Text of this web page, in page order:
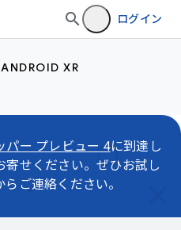
ログイン
ANDROID XR
パー プレビュー 4に到達し
寄せください。ぜひお試し
らご連絡ください。